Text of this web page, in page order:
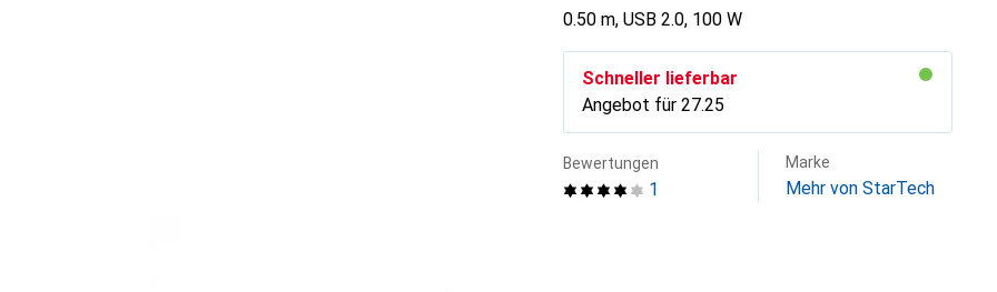
0.50 m, USB 2.0, 100 W
Schneller lieferbar
Angebot für CHF
27.25
1
Bewertungen Marke
Mehr von StarTech